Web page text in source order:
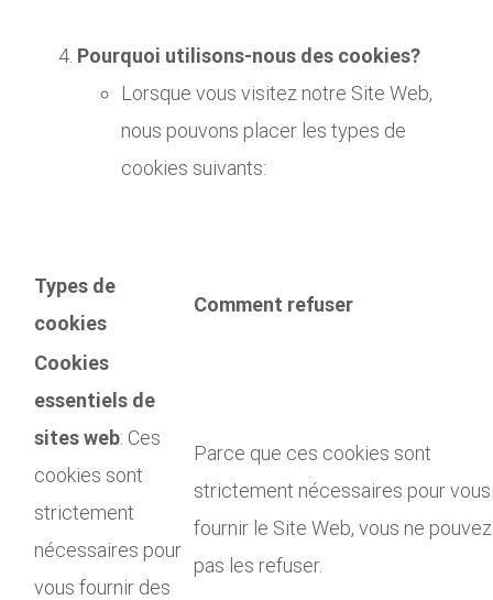
Pourquoi utilisons-nous des cookies?
Lorsque vous visitez notre Site Web,
nous pouvons placer les types de
cookies suivants:
Types de
cookies
Comment refuser
Cookies
essentiels de
sites web: Ces
cookies sont
strictement
nécessaires pour
vous fournir des
Parce que ces cookies sont
strictement nécessaires pour vous
fournir le Site Web, vous ne pouvez
pas les refuser.